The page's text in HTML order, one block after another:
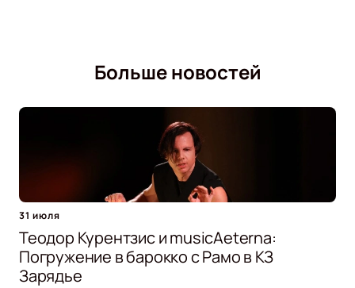
Больше новостей
31 июля
Теодор Курентзис и musicAeterna:
Погружение в барокко с Рамо в КЗ
Зарядье